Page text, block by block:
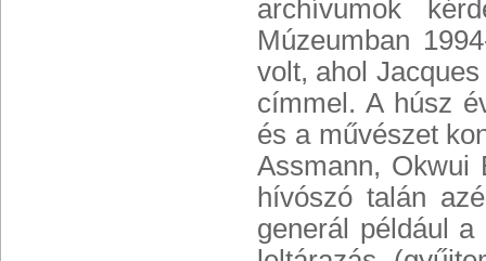
archívumok
Múzeumban
volt, ahol
címmel. A húsz
és a művészet
Assmann, Okwui
hívószó talán
generál például